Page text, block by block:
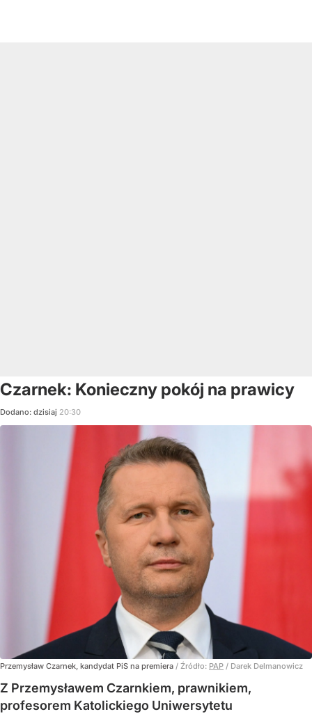
Czarnek: Konieczny pokój na prawicy
Dodano: dzisiaj 20:30
Przemysław Czarnek, kandydat PiS na premiera / Źródło: PAP / Darek Delmanowicz
Z Przemysławem Czarnkiem, prawnikiem,
profesorem Katolickiego Uniwersytetu